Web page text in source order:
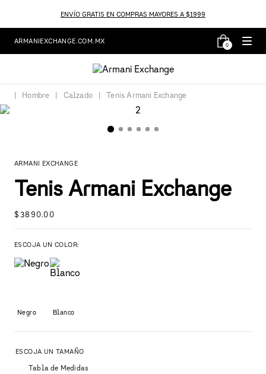
ENVÍO GRATIS EN COMPRAS MAYORES A $1999
ARMANIEXCHANGE.COM.MX 0
Hombre Calzado Tenis Armani Exchange
ARMANI EXCHANGE
Tenis Armani Exchange
$3890.00
ESCOJA UN COLOR:
Negro Blanco
Tabla de Medidas